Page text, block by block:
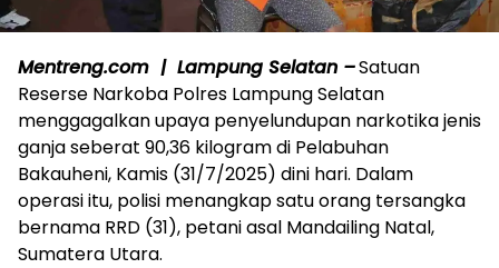
Mentreng.com | Lampung Selatan –Satuan
Reserse Narkoba Polres Lampung Selatan
menggagalkan upaya penyelundupan narkotika jenis
ganja seberat 90,36 kilogram di Pelabuhan
Bakauheni, Kamis (31/7/2025) dini hari. Dalam
operasi itu, polisi menangkap satu orang tersangka
bernama RRD (31), petani asal Mandailing Natal,
Sumatera Utara.